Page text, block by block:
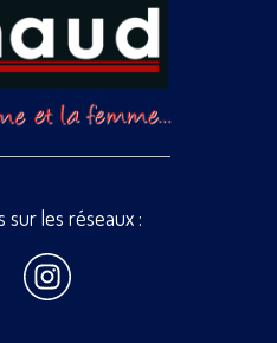
sur les réseaux :